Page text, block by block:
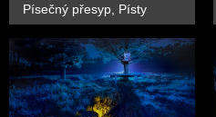
Písečný přesyp, Písty